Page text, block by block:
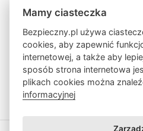
assistance dla aut powyżej 15
następstwa nieszczęśliwych
wyczynowe uprawianie
Mamy ciasteczka
Bezpieczny.pl używa
cookies, aby zapewnić
internetowej, a także aby
sposób strona internetowa
plikach cookies można
informacyjnej